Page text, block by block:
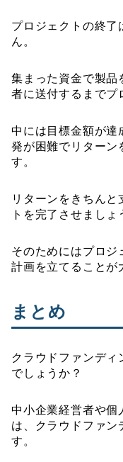
プロジェクトの終了
ん。
集まった資金で製品
者に送付するまでプ
中には目標金額が達
発が困難でリターン
す。
リターンをきちんと
トを完了させましょ
そのためにはプロジ
計画を立てることが
まとめ
クラウドファンディ
でしょうか？
中小企業経営者や個
は、クラウドファン
す。